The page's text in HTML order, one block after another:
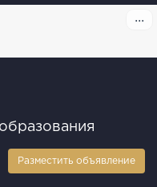
Разместить объявление